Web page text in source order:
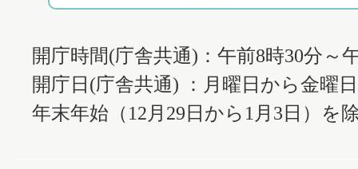
開庁時間(庁舎共通)：午前8時30分～
開庁日(庁舎共通) ：月曜日から金曜
年末年始（12月29日から1月3日）を